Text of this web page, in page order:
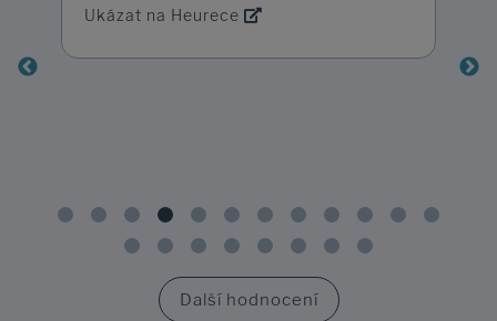
Ukázat na Heurece
Další hodnocení